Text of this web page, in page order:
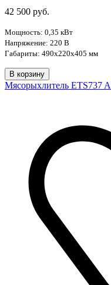
42 500 руб.
Мощность: 0,35 кВт
Напряжение: 220 В
Габариты: 490х220х405 мм
В корзину
Мясорыхлитель ETS737